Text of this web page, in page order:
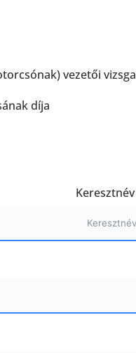
vezetői vizsga
díja
Keresztnév